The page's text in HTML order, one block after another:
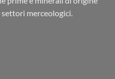
merceologici.